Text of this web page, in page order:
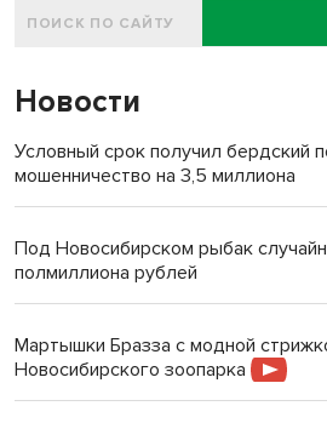
Новости
Условный срок получил бердский
мошенничество на 3,5 миллиона
Под Новосибирском рыбак
полмиллиона рублей
Мартышки Бразза с модной
Новосибирского зоопарка